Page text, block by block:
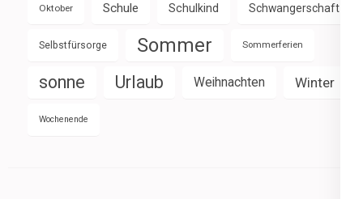
Oktober Schule Schulkind Schwangerschaft
Selbstfürsorge Sommer Sommerferien
sonne Urlaub Weihnachten Winter
Wochenende